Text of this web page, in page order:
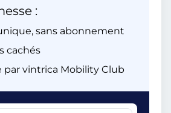
:
sans abonnement
cachés
par vintrica Mobility Club